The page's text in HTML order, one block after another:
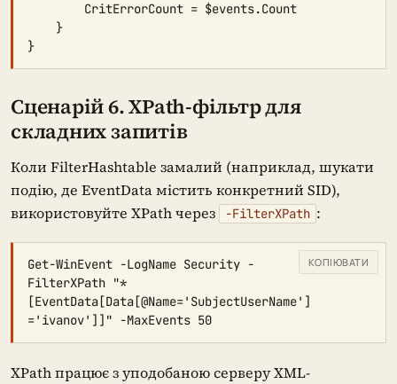
}
Сценарій 6. XPath-фільтр для
складних запитів
Коли FilterHashtable замалий (наприклад, шукати
подію, де EventData містить конкретний SID),
використовуйте XPath через
-FilterXPath :
Get-WinEvent -LogName Security -
FilterXPath "*
[EventData[Data[@Name='SubjectUserName']
='ivanov']]" -MaxEvents 50
КОПІЮВАТИ
XPath працює з уподобаною серверу XML-